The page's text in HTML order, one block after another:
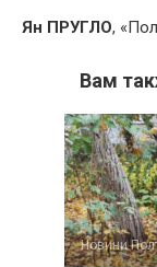
Ян ПРУГЛО,
Вам
Новини